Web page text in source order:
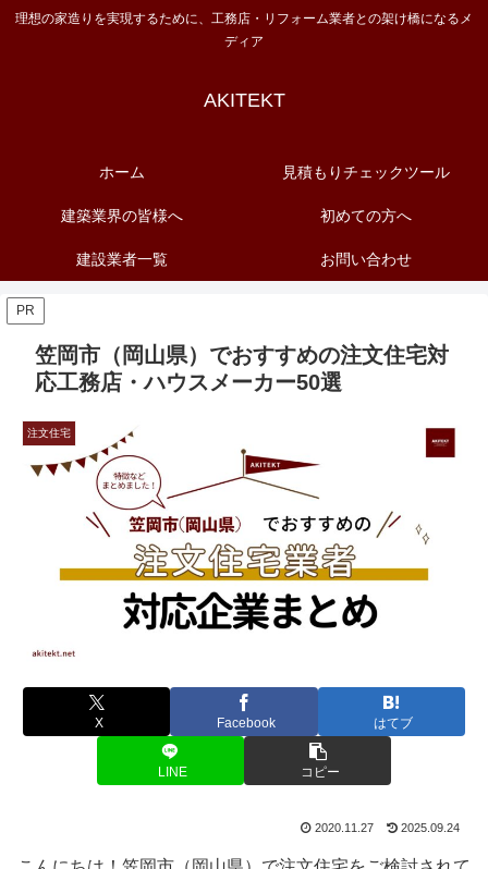
理想の家造りを実現するために、工務店・リフォーム業者との架け橋になるメ
ディア
AKITEKT
ホーム 見積もりチェックツール
建築業界の皆様へ 初めての方へ
建設業者一覧 お問い合わせ
PR
笠岡市（岡山県）でおすすめの注文住宅対
応工務店・ハウスメーカー50選
注文住宅
X Facebook はてブ
LINE コピー
2020.11.27 2025.09.24